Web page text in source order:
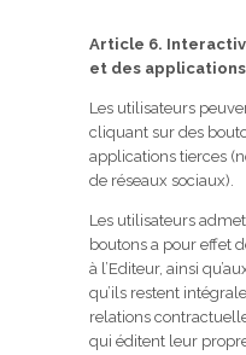
Article 6.
et des
Les utilisateurs
cliquant sur des
applications tierces
de réseaux sociaux).
Les utilisateurs
boutons a pour effet
à l’Editeur, ainsi
qu’ils restent
relations
qui éditent leur